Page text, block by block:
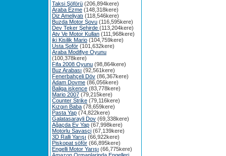
Taksi Şöförü (206,894kere)
Araba Ezme (148,318kere)
Diz Ameliyatı (118,546kere)
Buzda Motor Şovu (116,595kere)
Dev Teker Şehirde (113,204kere)
Atv Ve Motor Kullan (111,968kere)
iki Kisilik Mario (104,759kere)
Usta Şoför (101,632kere)
Araba Modifiye Oyunu
(100,378kere)
Fifa 2008 Oyunu (98,864kere)
Buz Arabası (92,561kere)
Fenerbahçeli Döv (86,367kere)
Adam Dovme (86,056kere)
Baliga iskence (83,778kere)
Mario 2007 (79,215kere)
Counter Strike (79,116kere)
Kızgın Baba (78,659kere)
Pasta Yap (74,822kere)
Galatasarayli Dov (69,338kere)
Ağaçda Ev Yap (67,998kere)
Motorlu Savasçi (67,139kere)
3D Ralli Yarışı (66,922kere)
Piskopat söför (66,895kere)
Engelli Motor Yarışı (66,775kere)